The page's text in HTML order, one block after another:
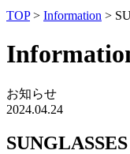
TOP> Information >
お知らせ
2024.04.24